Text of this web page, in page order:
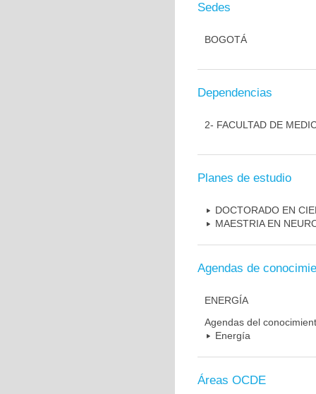
Sedes
BOGOTÁ
Dependencias
2- FACULTAD DE
Planes de estudio
DOCTORADO EN
MAESTRIA EN
Agendas de
ENERGÍA
Agendas del
Energía
Áreas OCDE